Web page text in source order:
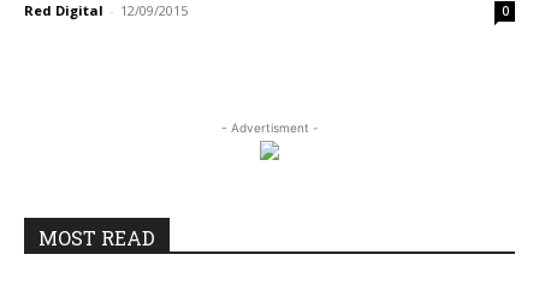
Red Digital - 12/09/2015 0
- Advertisment -
MOST READ